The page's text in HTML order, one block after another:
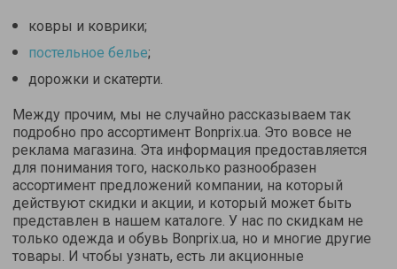
ковры и коврики;
постельное белье;
дорожки и скатерти.
Между прочим, мы не случайно рассказываем так
подробно про ассортимент Bonprix.ua. Это вовсе не
реклама магазина. Эта информация предоставляется
для понимания того, насколько разнообразен
ассортимент предложений компании, на который
действуют скидки и акции, и который может быть
представлен в нашем каталоге. У нас по скидкам не
только одежда и обувь Bonprix.ua, но и многие другие
товары. И чтобы узнать, есть ли акционные